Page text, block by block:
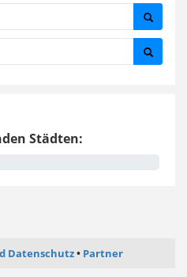
Städten:
Datenschutz Partner